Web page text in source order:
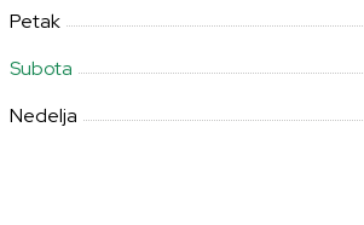
Petak
Subota
Nedelja